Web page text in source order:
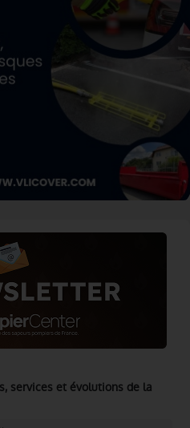
services et évolutions de la